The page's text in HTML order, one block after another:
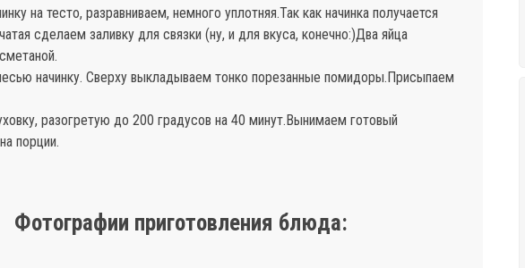
на тесто, разравниваем, немного уплотняя.Так как начинка получается
сделаем заливку для связки (ну, и для вкуса, конечно:)Два яйца
начинку. Сверху выкладываем тонко порезанные помидоры.Присыпаем
разогретую до 200 градусов на 40 минут.Вынимаем готовый
порции.
Фотографии приготовления блюда: